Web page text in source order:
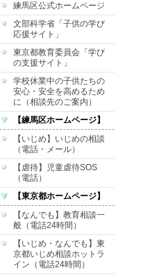
練馬区公式ホームページ
文部科学省「子供の学び
応援サイト」
東京都教育委員会「学び
の支援サイト」
学校休業中の子供たちの
安心・安全を高めるため
に（相談先のご案内）
【練馬区ホームページ】
【いじめ】いじめの相談
（電話・メール）
【虐待】児童虐待SOS
（電話）
【東京都ホームページ】
【なんでも】教育相談一
般（電話24時間）
【いじめ・なんでも】東
京都いじめ相談ホットラ
イン（電話24時間）